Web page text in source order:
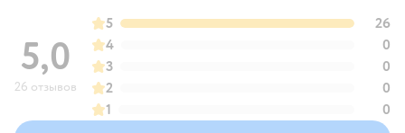
5,0
26 отзывов
5
26
4
0
3
0
2
0
1
0